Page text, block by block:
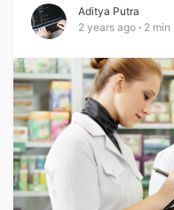
Aditya Putra
2 years ago
2 min